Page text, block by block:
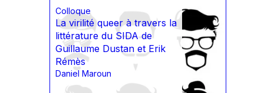
Colloque
La virilité queer à travers la
littérature du SIDA de
Guillaume Dustan et Erik
Rémès
Daniel Maroun